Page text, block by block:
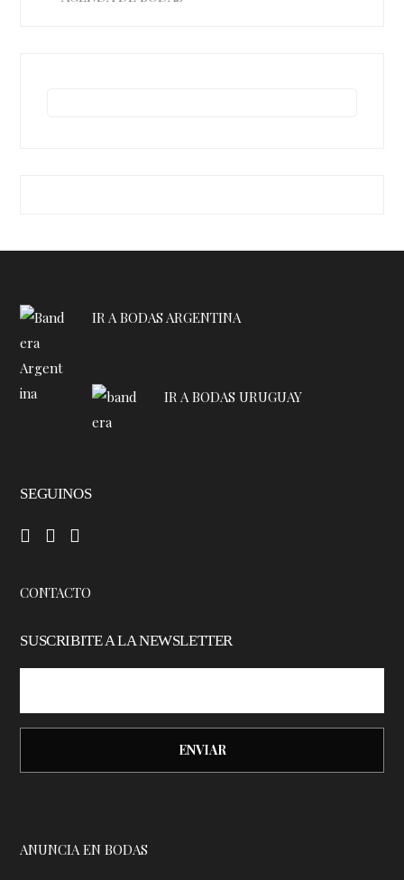
IR A BODAS ARGENTINA
IR A BODAS URUGUAY
SEGUINOS
CONTACTO
SUSCRIBITE A LA NEWSLETTER
ANUNCIA EN BODAS